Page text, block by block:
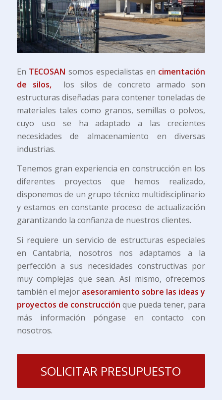
En TECOSAN somos especialistas en cimentación
de silos, los silos de concreto armado son
estructuras diseñadas para contener toneladas de
materiales tales como granos, semillas o polvos,
cuyo uso se ha adaptado a las crecientes
necesidades de almacenamiento en diversas
industrias.
Tenemos gran experiencia en construcción en los
diferentes proyectos que hemos realizado,
disponemos de un grupo técnico multidisciplinario
y estamos en constante proceso de actualización
garantizando la confianza de nuestros clientes.
Si requiere un servicio de estructuras especiales
en Cantabria, nosotros nos adaptamos a la
perfección a sus necesidades constructivas por
muy complejas que sean. Así mismo, ofrecemos
también el mejor asesoramiento sobre las ideas y
proyectos de construcción que pueda tener, para
más información póngase en contacto con
nosotros.
SOLICITAR PRESUPUESTO